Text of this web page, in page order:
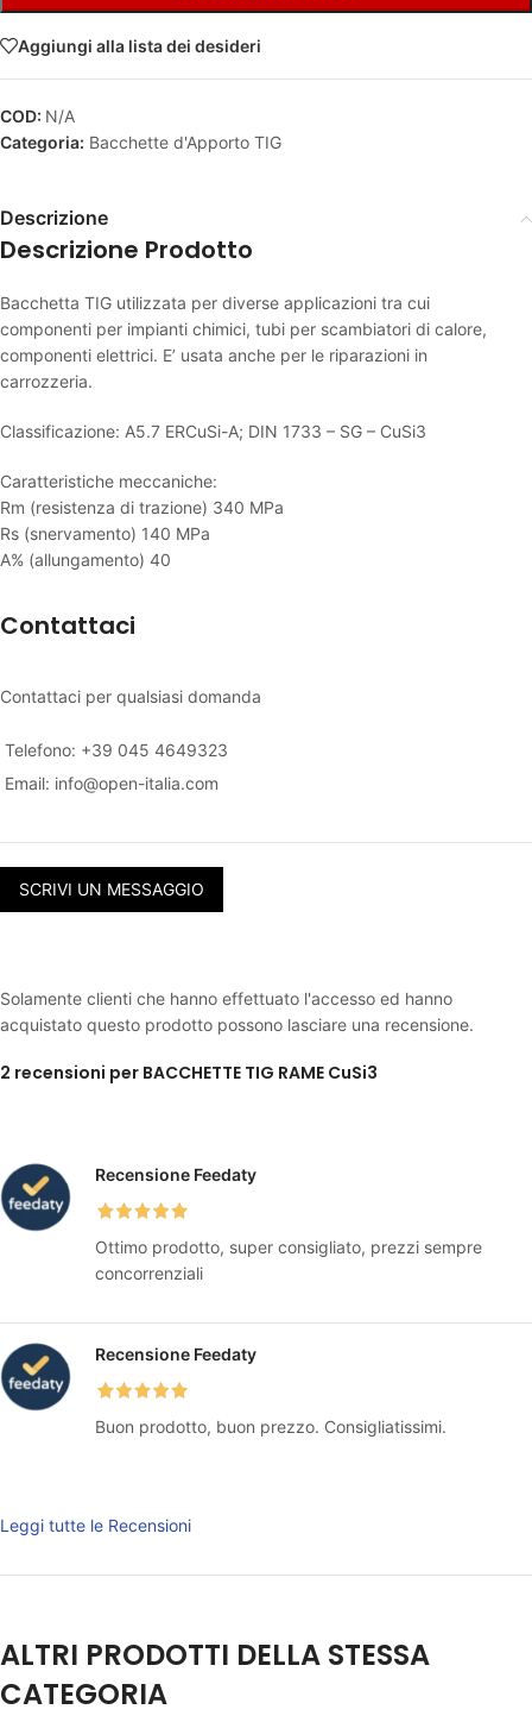
Aggiungi alla lista dei desideri
COD: N/A
Categoria: Bacchette d'Apporto TIG
Descrizione
Descrizione Prodotto
Bacchetta TIG utilizzata per diverse applicazioni tra cui
componenti per impianti chimici, tubi per scambiatori di calore,
componenti elettrici. E’ usata anche per le riparazioni in
carrozzeria.
Classificazione: A5.7 ERCuSi-A; DIN 1733 – SG – CuSi3
Caratteristiche meccaniche:
Rm (resistenza di trazione) 340 MPa
Rs (snervamento) 140 MPa
A% (allungamento) 40
Contattaci
Contattaci per qualsiasi domanda
SCRIVI UN MESSAGGIO
Telefono: +39 045 4649323
Email: info@open-italia.com
2 recensioni per BACCHETTE TIG RAME CuSi3
Recensione Feedaty
Ottimo prodotto, super consigliato, prezzi sempre
concorrenziali
Recensione Feedaty
Buon prodotto, buon prezzo. Consigliatissimi.
Leggi tutte le Recensioni
Solamente clienti che hanno effettuato l'accesso ed hanno
acquistato questo prodotto possono lasciare una recensione.
ALTRI PRODOTTI DELLA STESSA
CATEGORIA